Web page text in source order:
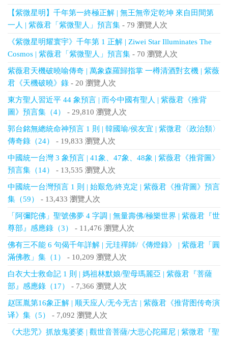
【紫微星明】千年第一終極正解 | 無王無帝定乾坤 來自田間第
一人 | 紫薇君「紫微聖人」預言集 - 79 瀏覽人次
《紫微星明耀寰宇》千年第 1 正解 | Ziwei Star Illuminates The
Cosmos | 紫薇君「紫微聖人」預言集 - 70 瀏覽人次
紫薇君天機破曉喻傳奇 | 萬象森羅歸指掌 一樽清酒對玄機 | 紫薇
君《天機破曉》錄 - 20 瀏覽人次
東方聖人習近平 44 象預言 | 而今中國有聖人 | 紫薇君《推背
圖》預言集（4）
- 29,810 瀏覽人次
郭台銘無總統命神預言 1 則 | 韓國瑜/侯友宜 | 紫微君〈政治類〉
傳奇錄（24）
- 19,833 瀏覽人次
中國統一台灣 3 象預言 | 41象、47象、48象 | 紫薇君《推背圖》
預言集（14）
- 13,535 瀏覽人次
中國統一台灣預言 1 則 | 始艱危/終克定 | 紫薇君《推背圖》預言
集（59）
- 13,433 瀏覽人次
「阿彌陀佛」聖號佛夢 4 字調 | 無量壽佛/極樂世界 | 紫薇君『世
尊部』感應錄（3）
- 11,476 瀏覽人次
佛有三不能 6 句偈千年詳解 | 元珪禪師/《傳燈錄》 | 紫薇君「圓
滿佛教」集（1）
- 10,209 瀏覽人次
白衣大士救命記 1 則 | 媽祖林默娘/聖母瑪麗亞 | 紫薇君『菩薩
部』感應錄（17）
- 7,366 瀏覽人次
赵匡胤第16象正解 | 顺天应人/无今无古 | 紫薇君《推背图传奇演
译》集（5）
- 7,092 瀏覽人次
《大悲咒》抓放鬼婆婆 | 觀世音菩薩/大悲心陀羅尼 | 紫微君『聖